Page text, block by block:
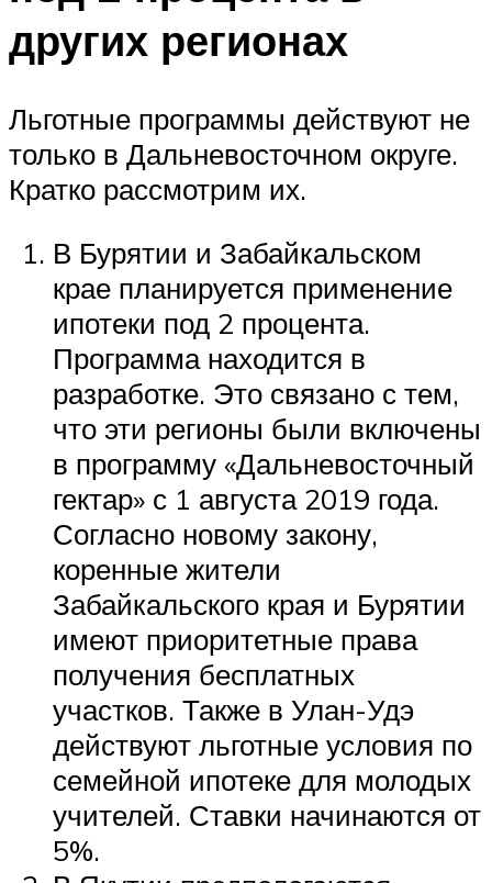
других регионах
Льготные программы действуют не
только в Дальневосточном округе.
Кратко рассмотрим их.
В Бурятии и Забайкальском
крае планируется применение
ипотеки под 2 процента.
Программа находится в
разработке. Это связано с тем,
что эти регионы были включены
в программу «Дальневосточный
гектар» с 1 августа 2019 года.
Согласно новому закону,
коренные жители
Забайкальского края и Бурятии
имеют приоритетные права
получения бесплатных
участков. Также в Улан-Удэ
действуют льготные условия по
семейной ипотеке для молодых
учителей. Ставки начинаются от
5%.